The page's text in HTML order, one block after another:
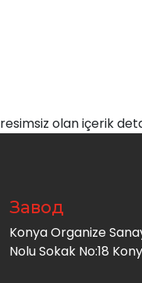
resimsiz olan içerik
Завод
Konya Organize
Nolu Sokak No:18